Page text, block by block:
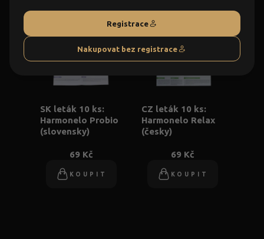
Registrace
Nakupovat bez registrace
SK leták 10 ks:
Harmonelo Probio
(slovensky)
69 Kč
KOUPIT
CZ leták 10 ks:
Harmonelo Relax
(česky)
69 Kč
KOUPIT